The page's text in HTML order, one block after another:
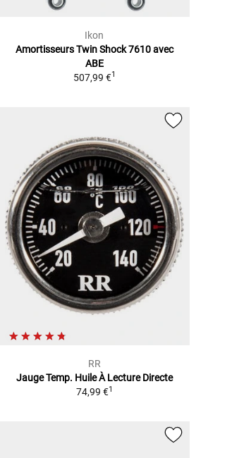
Ikon
Amortisseurs Twin Shock 7610 avec
ABE
507,99 €1
RR
Jauge Temp. Huile À Lecture Directe
74,99 €1